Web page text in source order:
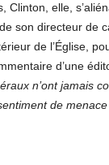
Clinton, elle,
son directeur de
de l’Église,
d’une
n’ont jamais
de